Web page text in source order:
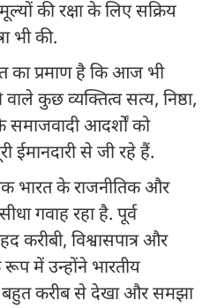
की रक्षा के लिए सक्रिय
भी की.
का प्रमाण है कि आज भी
कुछ व्यक्तित्व सत्य, निष्ठा,
समाजवादी आदर्शों को
ईमानदारी से जी रहे हैं.
भारत के राजनीतिक और
गवाह रहा है. पूर्व
करीबी, विश्वासपात्र और
रूप में उन्होंने भारतीय
बहुत करीब से देखा और समझा